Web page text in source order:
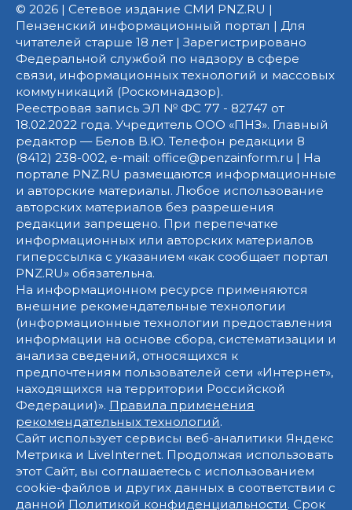
© 2026 | Сетевое издание СМИ PNZ.RU |
Пензенский информационный портал | Для
читателей старше 18 лет | Зарегистрировано
Федеральной службой по надзору в сфере
связи, информационных технологий и массовых
коммуникаций (Роскомнадзор).
Реестровая запись ЭЛ № ФС 77 - 82747 от
18.02.2022 года. Учредитель ООО «ПНЗ». Главный
редактор — Белов В.Ю. Телефон редакции 8
(8412) 238-002, e-mail: office@penzainform.ru | На
портале PNZ.RU размещаются информационные
и авторские материалы. Любое использование
авторских материалов без разрешения
редакции запрещено. При перепечатке
информационных или авторских материалов
гиперссылка с указанием «как сообщает портал
PNZ.RU» обязательна.
На информационном ресурсе применяются
внешние рекомендательные технологии
(информационные технологии предоставления
информации на основе сбора, систематизации и
анализа сведений, относящихся к
предпочтениям пользователей сети «Интернет»,
находящихся на территории Российской
Федерации)». Правила применения
рекомендательных технологий.
Сайт использует сервисы веб-аналитики Яндекс
Метрика и LiveInternet. Продолжая использовать
этот Сайт, вы соглашаетесь с использованием
cookie-файлов и других данных в соответствии с
данной Политикой конфиденциальности. Срок